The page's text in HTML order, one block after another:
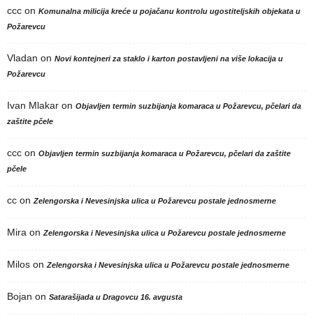
ccc on Komunalna milicija kreće u pojačanu kontrolu ugostiteljskih objekata u
Požarevcu
Vladan on Novi kontejneri za staklo i karton postavljeni na više lokacija u
Požarevcu
Ivan Mlakar on Objavljen termin suzbijanja komaraca u Požarevcu, pčelari da
zaštite pčele
ccc on Objavljen termin suzbijanja komaraca u Požarevcu, pčelari da zaštite
pčele
cc on Zelengorska i Nevesinjska ulica u Požarevcu postale jednosmerne
Mira on Zelengorska i Nevesinjska ulica u Požarevcu postale jednosmerne
Milos on Zelengorska i Nevesinjska ulica u Požarevcu postale jednosmerne
Bojan on Satarašijada u Dragovcu 16. avgusta